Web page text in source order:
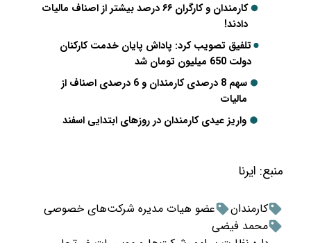
کارمندان و کارگران ۶۶ درصد بیشتر از اصناف مالیات
دادند!
تلفیق تصویب کرد: پاداش پایان خدمت کارکنان
دولت 650 میلیون تومان شد
سهم 8 درصدی کارمندان و 6 درصدی اصناف از
مالیات
واریز عیدی کارمندان در روزهای ابتدایی اسفند
منبع: ایرنا
کارمندان
عضو هیات مدیره شرکت‌های خصوصی
محمد فیضی